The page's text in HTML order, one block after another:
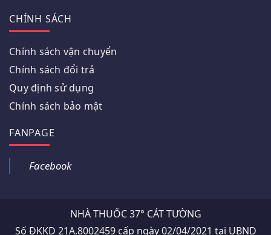
CHÍNH SÁCH
Chính sách vận chuyển
Chính sách đổi trả
Quy định sử dụng
Chính sách bảo mật
FANPAGE
Facebook
NHÀ THUỐC 37° CÁT TƯỜNG
Số ĐKKD 21A.8002459 cấp ngày 02/04/2021 tại UBND